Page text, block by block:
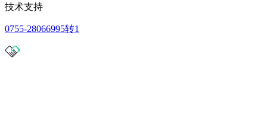
技术支持
0755-28066995转1